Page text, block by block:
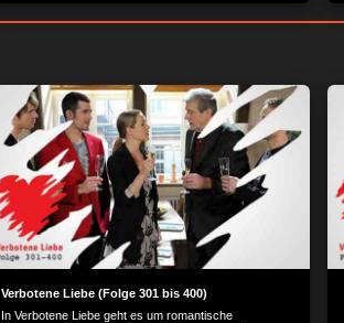
Verbotene Liebe (Folge 301 bis 400)
In Verbotene Liebe geht es um romantische